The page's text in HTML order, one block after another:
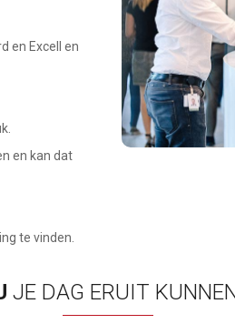
en Excell en
en kan dat
te vinden.
JE DAG ERUIT